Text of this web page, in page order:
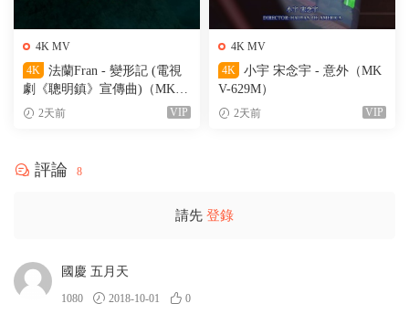
4K MV
4K
法蘭Fran - 變形記 (電視
劇《聰明鎮》宣傳曲)（MKV-
205M）
2天前 VIP
4K MV
4K
小宇 宋念宇 - 意外（MK
V-629M）
2天前 VIP
評論 8
請先 登錄
國慶 五月天
1080 2018-10-01 0